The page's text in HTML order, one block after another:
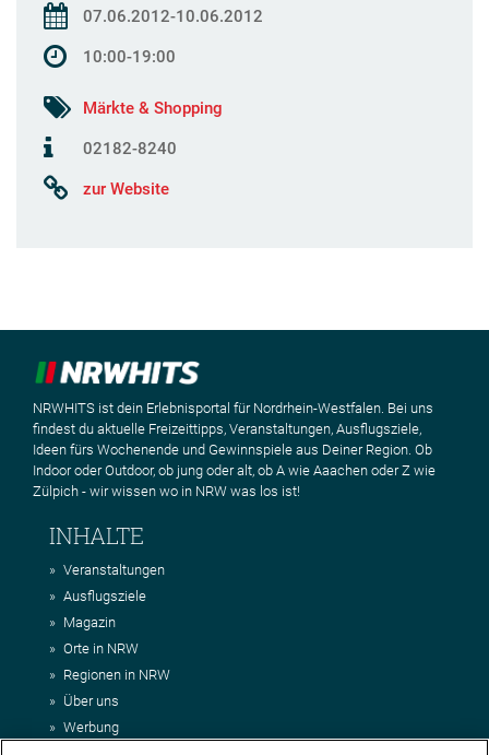
07.06.2012-10.06.2012
10:00-19:00
Märkte & Shopping
02182-8240
zur Website
NRWHITS ist dein Erlebnisportal für Nordrhein-Westfalen. Bei uns
findest du aktuelle Freizeittipps, Veranstaltungen, Ausflugsziele,
Ideen fürs Wochenende und Gewinnspiele aus Deiner Region. Ob
Indoor oder Outdoor, ob jung oder alt, ob A wie Aaachen oder Z wie
Zülpich - wir wissen wo in NRW was los ist!
INHALTE
Veranstaltungen
Ausflugsziele
Magazin
Orte in NRW
Regionen in NRW
Über uns
Werbung